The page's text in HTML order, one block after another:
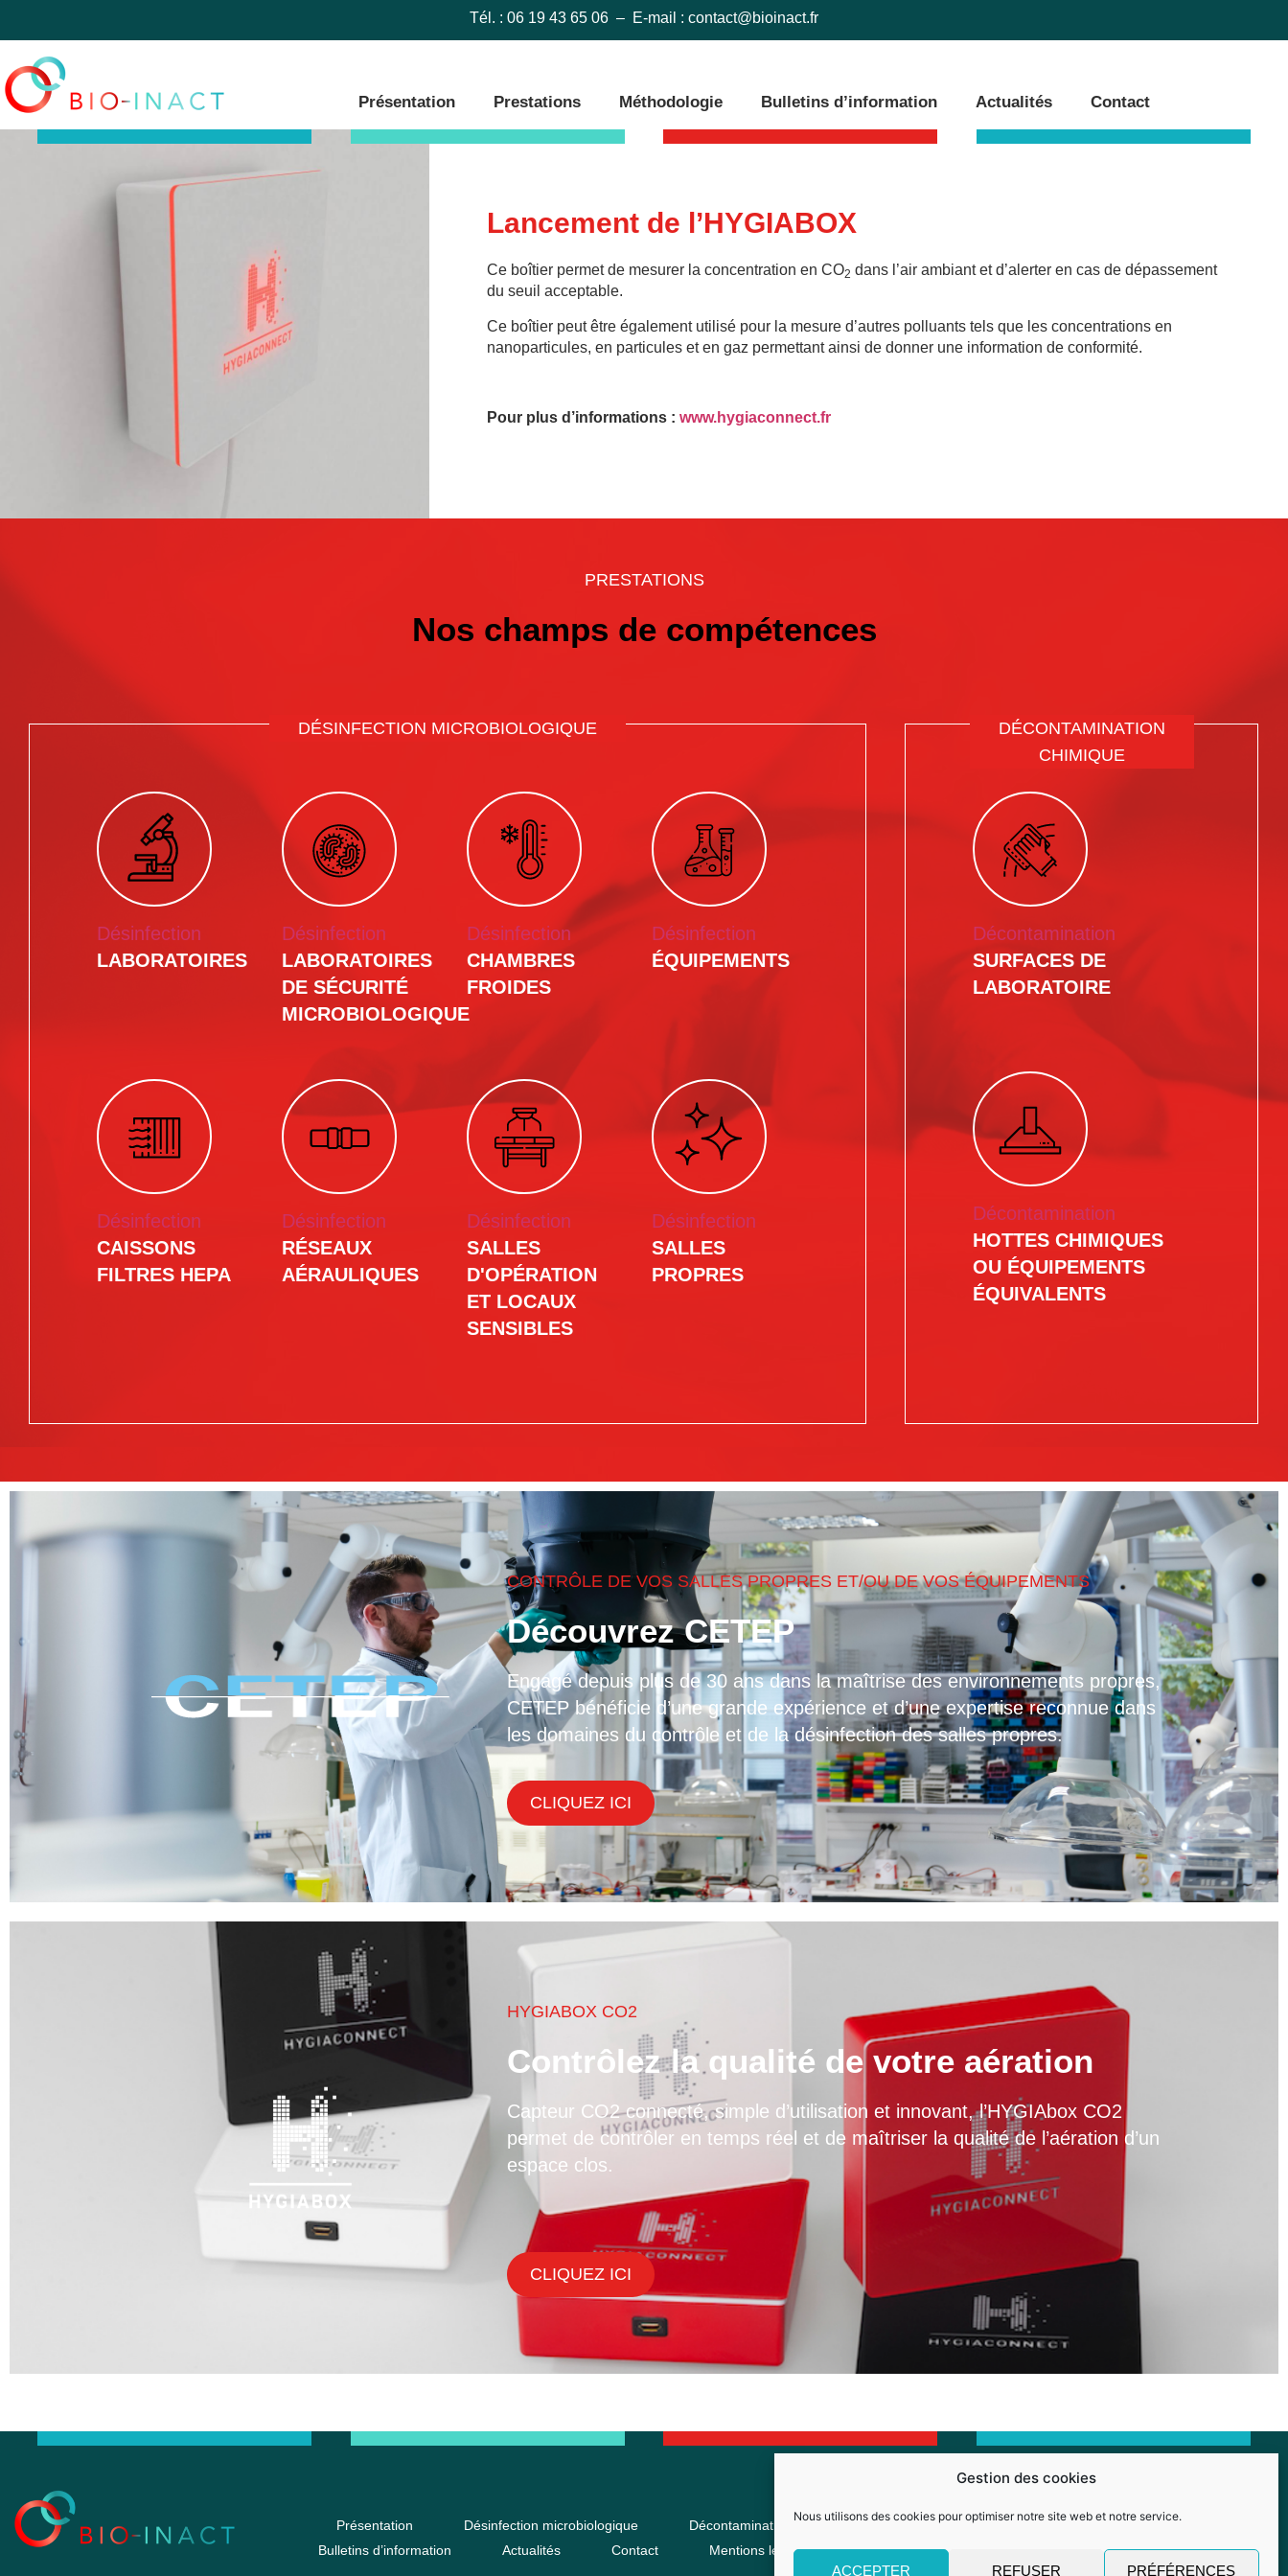
Gestion des cookies
Nous utilisons des cookies pour optimiser notre site web et notre service.
ACCEPTER REFUSER PRÉFÉRENCES
Tél. : 06 19 43 65 06 – E-mail : contact@bioinact.fr
Présentation Prestations Méthodologie Bulletins d’information Actualités Contact
Lancement de l’HYGIABOX
Ce boîtier permet de mesurer la concentration en CO2 dans l’air ambiant et d’alerter en cas de dépassement
du seuil acceptable.
Ce boîtier peut être également utilisé pour la mesure d’autres polluants tels que les concentrations en
nanoparticules, en particules et en gaz permettant ainsi de donner une information de conformité.
Pour plus d’informations : www.hygiaconnect.fr
PRESTATIONS
Nos champs de compétences
DÉSINFECTION MICROBIOLOGIQUE
Désinfection
LABORATOIRES
Désinfection
LABORATOIRES
DE SÉCURITÉ
MICROBIOLOGIQUE
Désinfection
CHAMBRES
FROIDES
Désinfection
ÉQUIPEMENTS
Désinfection
CAISSONS
FILTRES HEPA
Désinfection
RÉSEAUX
AÉRAULIQUES
Désinfection
SALLES
D'OPÉRATION
ET LOCAUX
SENSIBLES
Désinfection
SALLES
PROPRES
DÉCONTAMINATION
CHIMIQUE
Décontamination
SURFACES DE
LABORATOIRE
Décontamination
HOTTES CHIMIQUES
OU ÉQUIPEMENTS
ÉQUIVALENTS
CONTRÔLE DE VOS SALLES PROPRES ET/OU DE VOS ÉQUIPEMENTS
Découvrez CETEP
Engagé depuis plus de 30 ans dans la maîtrise des environnements propres,
CETEP bénéficie d’une grande expérience et d’une expertise reconnue dans
les domaines du contrôle et de la désinfection des salles propres.
CLIQUEZ ICI
HYGIABOX CO2
Contrôlez la qualité de votre aération
Capteur CO2 connecté, simple d’utilisation et innovant, l’HYGIAbox CO2
permet de contrôler en temps réel et de maîtriser la qualité de l’aération d’un
espace clos.
CLIQUEZ ICI
Présentation Désinfection microbiologique Décontamination chimique
Méthodologie
Bulletins d’information
Actualités Contact Mentions légales Politique de cookies (UE)